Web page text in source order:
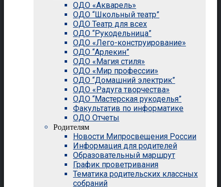
ОДО «Акварель»
ОДО “Школьный театр”
ОДО Театр для всех
ОДО “Рукодельница”
ОДО «Лего-конструирование»
ОДО “Арлекин”
ОДО «Магия стиля»
ОДО «Мир профессии»
ОДО “Домашний электрик”
ОДО «Радуга творчества»
ОДО “Мастерская рукоделья”
Факультатив по информатике
ОДО Отчеты
Родителям
Новости Мипросвещения России
Информация для родителей
Образовательный маршрут
График проветривания
Тематика родительских классных
собраний